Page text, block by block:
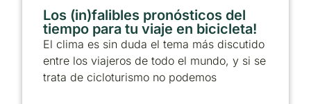
Los (in)falibles pronósticos del
tiempo para tu viaje en bicicleta!
El clima es sin duda el tema más discutido
entre los viajeros de todo el mundo, y si se
trata de cicloturismo no podemos